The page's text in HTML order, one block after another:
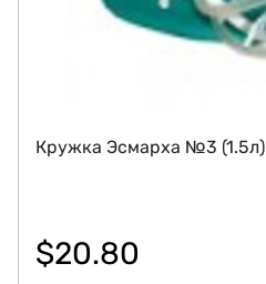
Кружка Эсмарха №3 (1.5л)
$20.80